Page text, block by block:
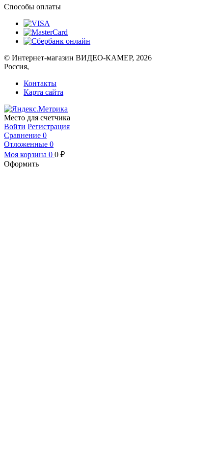
Способы оплаты
© Интернет-магазин ВИДЕО-КАМЕР, 2026
Россия,
Контакты
Карта сайта
Место для счетчика
Войти Регистрация
Сравнение 0
Отложенные 0
Моя корзина 0 0 ₽
Оформить